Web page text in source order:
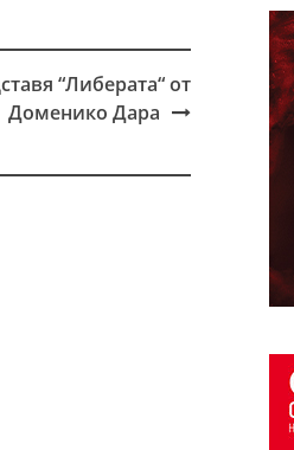
“Либерата“ от
Доменико Дара